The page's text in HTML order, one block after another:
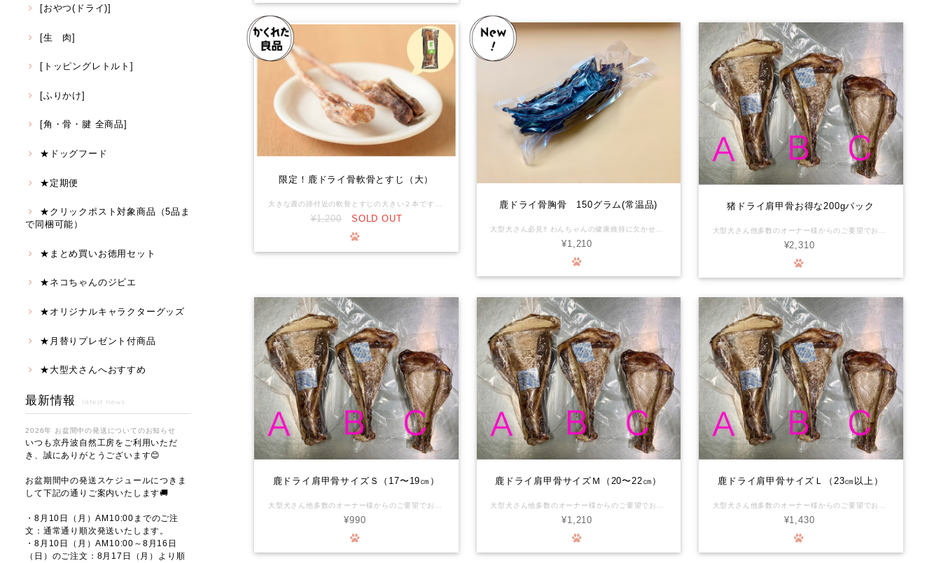
[おやつ(ドライ)]
[生 肉]
[トッピングレトルト]
[ふりかけ]
[角・骨・腱 全商品]
★ドッグフード
★定期便
★クリックポスト対象商品（5品ま
で同梱可能）
★まとめ買いお徳用セット
★ネコちゃんのジビエ
★オリジナルキャラクターグッズ
★月替りプレゼント付商品
★大型犬さんへおすすめ
最新情報 latest news
2026年 お盆間中の発送についてのお知らせ
いつも京丹波自然工房をご利用いただ
き、誠にありがとうございます😊
お盆期間中の発送スケジュールにつきま
して下記の通りご案内いたします🚚
・8月10日（月）AM10:00までのご注
文：通常通り順次発送いたします。
・8月10日（月）AM10:00～8月16日
（日）のご注文：8月17日（月）より順
限定！鹿ドライ骨軟骨とすじ（大）
大きな鹿の蹄付近の軟骨とすじの大きい２本です。 普通サイズと比較して下さいね。 しっかりした歯ごたえにワンちゃんも大喜びです。 獣毛が付着している場合があります。殺菌済みです。 わたしたちの食卓に並ぶジビエ肉と同じ工房で、同じスタッフが、同じ個体から取り分けたお肉です。化学物質を摂るリスクがほぼゼロの環境で育った安心で安全なお肉が、ワンちゃんの生涯を守ります。 ■栄養成分表示(100gあたり) エネルギー:347Kcal たんぱく質:77.3g 脂質:4.2g 炭水化物:0.1g未満 食塩相当量:1.4g 灰分:2.9g 水分:15.7g ◆本品は硬いのでわんちゃんによっては本品をかじる事で歯が破折したり、摩耗する恐れがあります。永久歯に生え変わり間もない時、わんちゃんの性格が何でも勢いよく噛む子など色々なケースがあります。 オーナー様の判断、又かかりつけの獣医師さんにご相談の上でご購入をご検討ください。 また、具体的な与え方や頻度等は、事前にかかりつけの獣医師さんに相談していただき、異常があれば直ちに使用を中止して診察を受けていただくなど、取扱いには十分ご注意ください。本品は自然界のものですので、硬さや大きさについても一つずつ個体差があり、必ずしも一定の品質を保証するものではありません。 万一、本品によってお客様の動物の歯が欠けたり折れたりした場合、その他お客様に何らかの損害が発生した場合でも、当社は一切責任を負わないものとします。 本品をご購入されるお客様には、上記を理解してあらかじめご承認いただいたものとみなします。ご購入・ご使用の際にはくれぐれもご注意くださいますようお願いいたします。
¥1,200 SOLD OUT
鹿ドライ骨胸骨 150グラム(常温品)
¥1,210
猪ドライ肩甲骨お得な200gパック
¥2,310
鹿ドライ肩甲骨サイズＳ（17〜19㎝）
¥990
鹿ドライ肩甲骨サイズＭ（20〜22㎝）
¥1,210
鹿ドライ肩甲骨サイズＬ（23㎝以上）
¥1,430